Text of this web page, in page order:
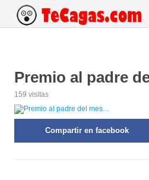
Premio al padre
159 visitas
Compartir en facebook